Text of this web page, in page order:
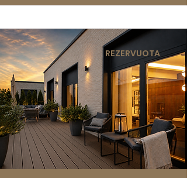
REZERVUOTA